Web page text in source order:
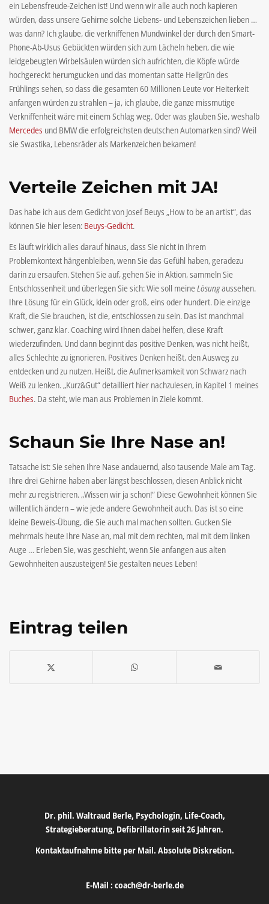
ein Lebensfreude-Zeichen ist! Und wenn wir alle auch noch kapieren
würden, dass unsere Gehirne solche Liebens- und Lebenszeichen lieben …
was dann? Ich glaube, die verkniffenen Mundwinkel der durch den Smart-
Phone-Ab-Usus Gebückten würden sich zum Lächeln heben, die wie
leidgebeugten Wirbelsäulen würden sich aufrichten, die Köpfe würde
hochgereckt herumgucken und das momentan satte Hellgrün des
Frühlings sehen, so dass die gesamten 60 Millionen Leute vor Heiterkeit
anfangen würden zu strahlen – ja, ich glaube, die ganze missmutige
Verkniffenheit wäre mit einem Schlag weg. Oder was glauben Sie, weshalb
Mercedes und BMW die erfolgreichsten deutschen Automarken sind? Weil
sie Swastika, Lebensräder als Markenzeichen bekamen!
Verteile Zeichen mit JA!
Das habe ich aus dem Gedicht von Josef Beuys „How to be an artist“, das
können Sie hier lesen: Beuys-Gedicht.
Es läuft wirklich alles darauf hinaus, dass Sie nicht in Ihrem
Problemkontext hängenbleiben, wenn Sie das Gefühl haben, geradezu
darin zu ersaufen. Stehen Sie auf, gehen Sie in Aktion, sammeln Sie
Entschlossenheit und überlegen Sie sich: Wie soll meineLösungaussehen.
Ihre Lösung für ein Glück, klein oder groß, eins oder hundert. Die einzige
Kraft, die Sie brauchen, ist die, entschlossen zu sein. Das ist manchmal
schwer, ganz klar. Coaching wird Ihnen dabei helfen, diese Kraft
wiederzufinden. Und dann beginnt das positive Denken, was nicht heißt,
alles Schlechte zu ignorieren. Positives Denken heißt, den Ausweg zu
entdecken und zu nutzen. Heißt, die Aufmerksamkeit von Schwarz nach
Weiß zu lenken. „Kurz&Gut“ detailliert hier nachzulesen, in Kapitel 1 meines
Buches. Da steht, wie man aus Problemen in Ziele kommt.
Schaun Sie Ihre Nase an!
Tatsache ist: Sie sehen Ihre Nase andauernd, also tausende Male am Tag.
Ihre drei Gehirne haben aber längst beschlossen, diesen Anblick nicht
mehr zu registrieren. „Wissen wir ja schon!“ Diese Gewohnheit können Sie
willentlich ändern – wie jede andere Gewohnheit auch. Das ist so eine
kleine Beweis-Übung, die Sie auch mal machen sollten. Gucken Sie
mehrmals heute Ihre Nase an, mal mit dem rechten, mal mit dem linken
Auge … Erleben Sie, was geschieht, wenn Sie anfangen aus alten
Gewohnheiten auszusteigen! Sie gestalten neues Leben!
Eintrag teilen
Dr. phil. Waltraud Berle, Psychologin, Life-Coach,
Strategieberatung, Defibrillatorin seit 26 Jahren.
Kontaktaufnahme bitte per Mail. Absolute Diskretion.
E-Mail : coach@dr-berle.de